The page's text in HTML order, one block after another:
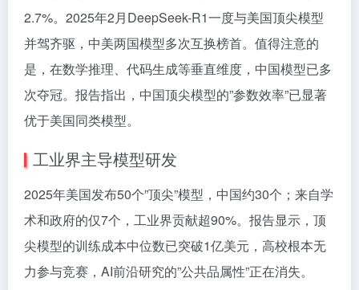
2.7%。2025年2月DeepSeek-R1一度与美国顶尖模型
并驾齐驱，中美两国模型多次互换榜首。值得注意的
是，在数学推理、代码生成等垂直维度，中国模型已多
次夺冠。报告指出，中国顶尖模型的”参数效率”已显著
优于美国同类模型。
工业界主导模型研发
2025年美国发布50个”顶尖”模型，中国约30个；来自学
术和政府的仅7个，工业界贡献超90%。报告显示，顶
尖模型的训练成本中位数已突破1亿美元，高校根本无
力参与竞赛，AI前沿研究的”公共品属性”正在消失。